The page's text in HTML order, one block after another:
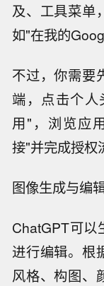
及、工具菜单
如"在我的
不过，你需要
端，点击个
用"，浏览应
接"并完成授权
图像生成与编
ChatGPT可以
进行编辑。根
风格、构图、